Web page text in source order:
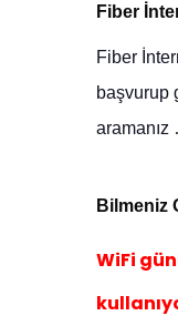
Fiber
Fiber
başvurup
aramanız
Bilmeniz
WiFi